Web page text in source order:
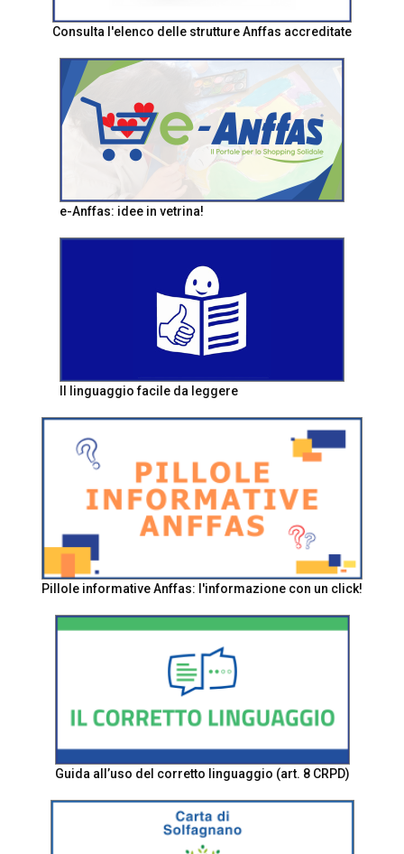
Consulta l'elenco delle strutture Anffas accreditate
e-Anffas: idee in vetrina!
Il linguaggio facile da leggere
Pillole informative Anffas: l'informazione con un click!
Guida all’uso del corretto linguaggio (art. 8 CRPD)